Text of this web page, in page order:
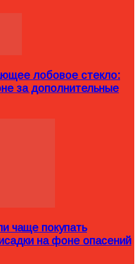
лобовое стекло:
за дополнительные
чаще покупать
на фоне опасений